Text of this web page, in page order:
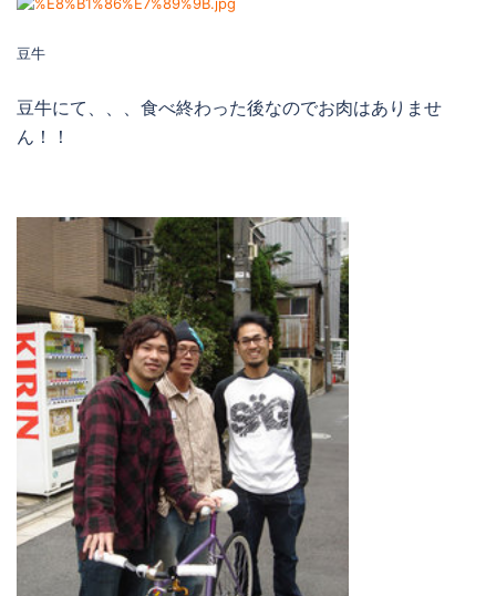
豆牛
豆牛にて、、、食べ終わった後なのでお肉はありませ
ん！！